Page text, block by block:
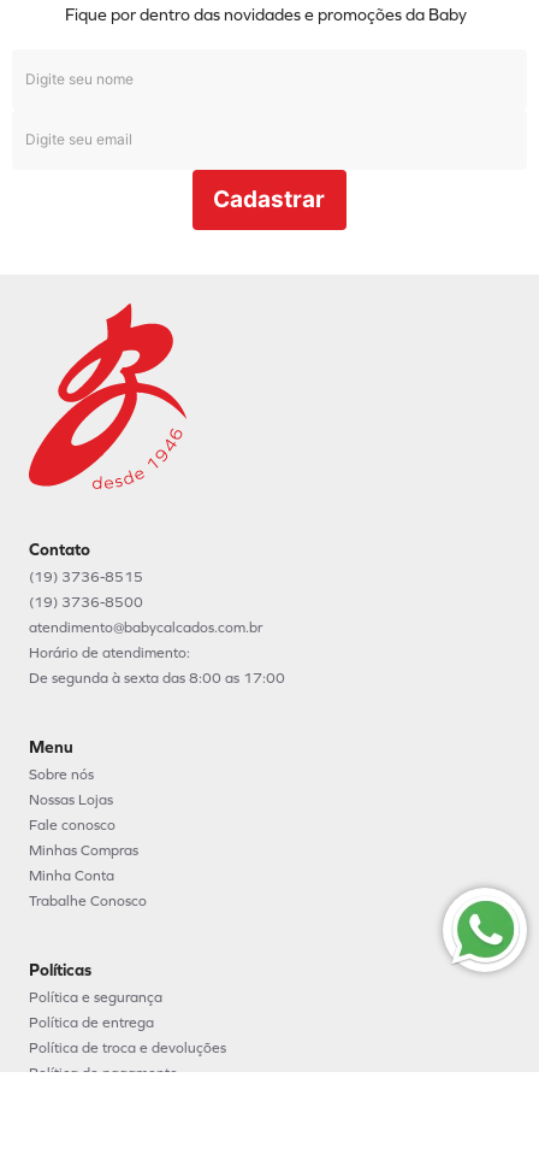
Fique por dentro das novidades e promoções da Baby
Cadastrar
Contato
(19) 3736-8515
(19) 3736-8500
atendimento@babycalcados.com.br
Horário de atendimento:
De segunda à sexta das 8:00 as 17:00
Menu
Sobre nós
Nossas Lojas
Fale conosco
Minhas Compras
Minha Conta
Trabalhe Conosco
Políticas
Política e segurança
Política de entrega
Política de troca e devoluções
Política de pagamento